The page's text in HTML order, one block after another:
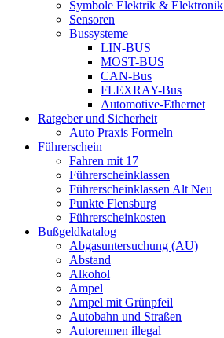
Symbole Elektrik & Elektronik
Sensoren
Bussysteme
LIN-BUS
MOST-BUS
CAN-Bus
FLEXRAY-Bus
Automotive-Ethernet
Ratgeber und Sicherheit
Auto Praxis Formeln
Führerschein
Fahren mit 17
Führerscheinklassen
Führerscheinklassen Alt Neu
Punkte Flensburg
Führerscheinkosten
Bußgeldkatalog
Abgasuntersuchung (AU)
Abstand
Alkohol
Ampel
Ampel mit Grünpfeil
Autobahn und Straßen
Autorennen illegal